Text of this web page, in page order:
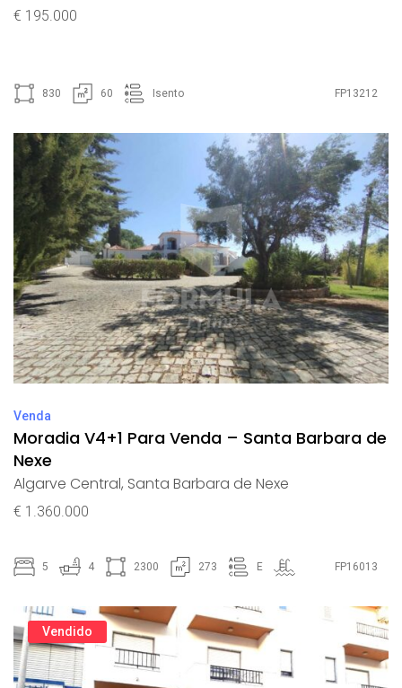
€ 195.000
830 60 Isento FP13212
Venda
Moradia V4+1 Para Venda – Santa Barbara de
Nexe
Algarve Central, Santa Barbara de Nexe
€ 1.360.000
5 4 2300 273 E FP16013
Vendido